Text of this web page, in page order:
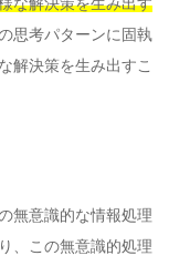
思考パターンに固執
解決策を生み出すこ
無意識的な情報処理
、この無意識的処理